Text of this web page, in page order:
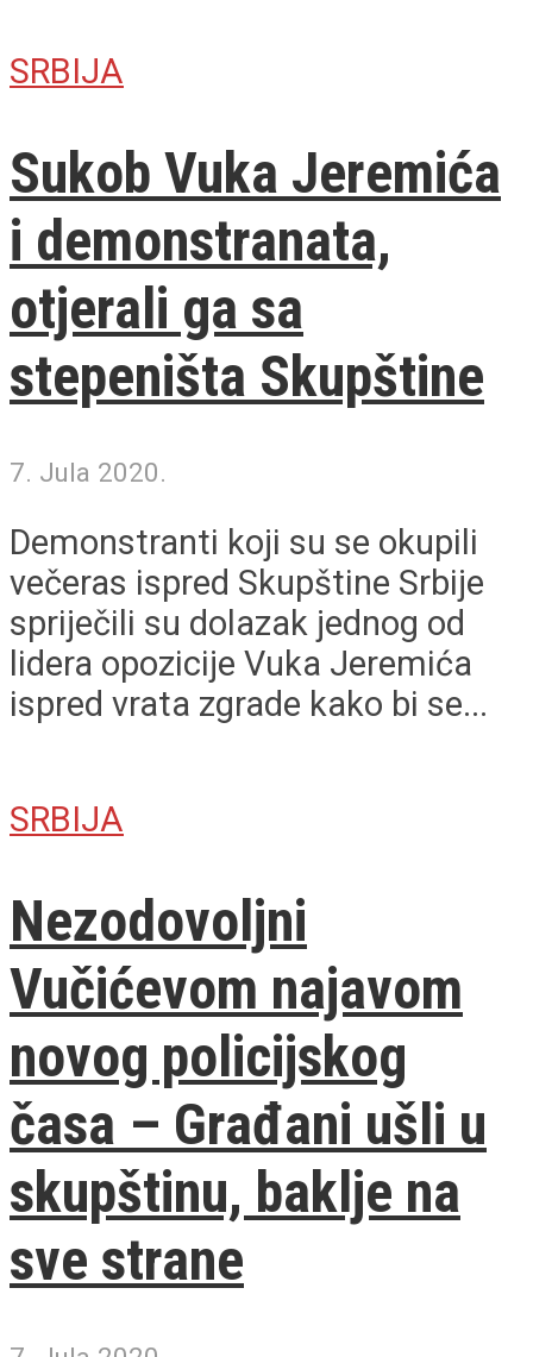
SRBIJA
Sukob Vuka Jeremića
i demonstranata,
otjerali ga sa
stepeništa Skupštine
7. Jula 2020.
Demonstranti koji su se okupili
večeras ispred Skupštine Srbije
spriječili su dolazak jednog od
lidera opozicije Vuka Jeremića
ispred vrata zgrade kako bi se...
SRBIJA
Nezodovoljni
Vučićevom najavom
novog policijskog
časa – Građani ušli u
skupštinu, baklje na
sve strane